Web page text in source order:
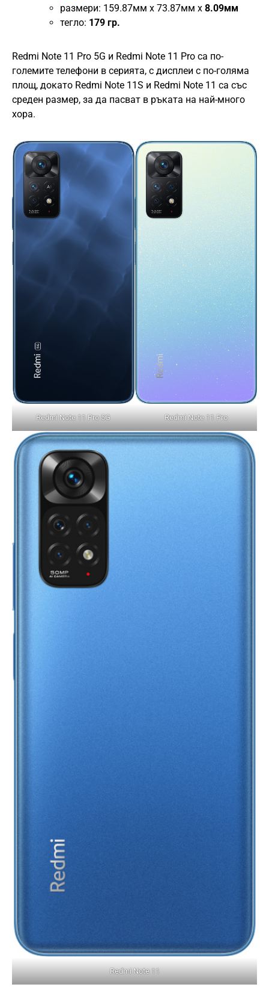
размери: 159.87мм x 73.87мм x 8.09мм
тегло: 179 гр.
Redmi Note 11 Pro 5G и Redmi Note 11 Pro са по-
големите телефони в серията, с дисплеи с по-голяма
площ, докато Redmi Note 11S и Redmi Note 11 са със
среден размер, за да пасват в ръката на най-много
хора.
Redmi Note 11 Pro 5G Redmi Note 11 Pro
Redmi Note 11